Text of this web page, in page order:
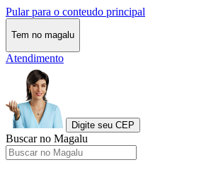
Pular para o conteudo principal
Tem no magalu
Atendimento
Digite seu CEP
Buscar no Magalu